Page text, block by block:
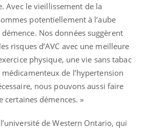
Avec le vieillissement de la
potentiellement à l’aube
Nos données suggèrent
risques d’AVC avec une meilleure
physique, une vie sans tabac
de l’hypertension
nous pouvons aussi faire
certaines démences. »
de Western Ontario, qui